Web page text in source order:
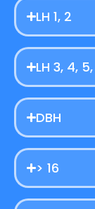
LH 1, 2
LH 3, 4,
DBH
> 16